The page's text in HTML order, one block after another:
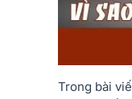
Trong bài